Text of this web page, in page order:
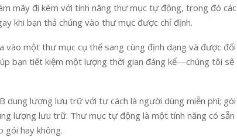
mây đi kèm với tính năng thư mục tự động, trong đó các
khi bạn thả chúng vào thư mục được chỉ định.
vào một thư mục cụ thể sang cùng định dạng và được đổi
bạn tiết kiệm một lượng thời gian đáng kể—chúng tôi sẽ
dung lượng lưu trữ với tư cách là người dùng miễn phí; gói
lượng lưu trữ. Thư mục tự động là một tính năng có sẵn
gói hay không.